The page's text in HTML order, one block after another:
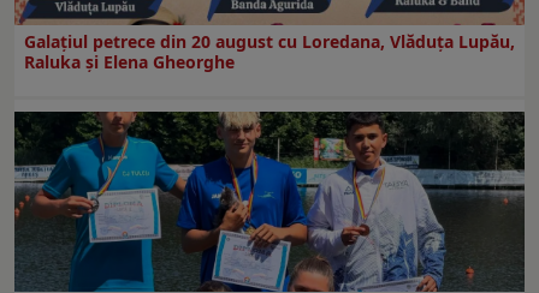
Galaţiul petrece din 20 august cu Loredana, Vlăduța Lupău,
Raluka și Elena Gheorghe